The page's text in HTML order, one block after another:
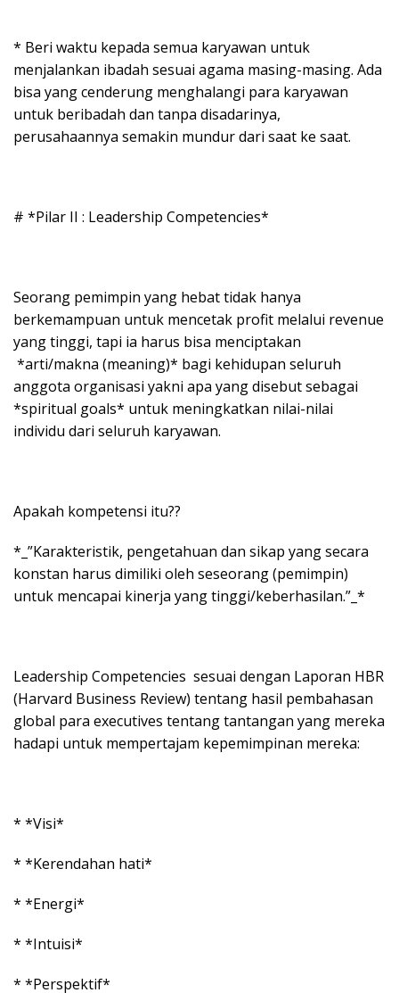
* Beri waktu kepada semua karyawan untuk
menjalankan ibadah sesuai agama masing-masing. Ada
bisa yang cenderung menghalangi para karyawan
untuk beribadah dan tanpa disadarinya,
perusahaannya semakin mundur dari saat ke saat.
# *Pilar II : Leadership Competencies*
Seorang pemimpin yang hebat tidak hanya
berkemampuan untuk mencetak profit melalui revenue
yang tinggi, tapi ia harus bisa menciptakan
*arti/makna (meaning)* bagi kehidupan seluruh
anggota organisasi yakni apa yang disebut sebagai
*spiritual goals* untuk meningkatkan nilai-nilai
individu dari seluruh karyawan.
Apakah kompetensi itu??
*_”Karakteristik, pengetahuan dan sikap yang secara
konstan harus dimiliki oleh seseorang (pemimpin)
untuk mencapai kinerja yang tinggi/keberhasilan.”_*
Leadership Competencies sesuai dengan Laporan HBR
(Harvard Business Review) tentang hasil pembahasan
global para executives tentang tantangan yang mereka
hadapi untuk mempertajam kepemimpinan mereka:
* *Visi*
* *Kerendahan hati*
* *Energi*
* *Intuisi*
* *Perspektif*